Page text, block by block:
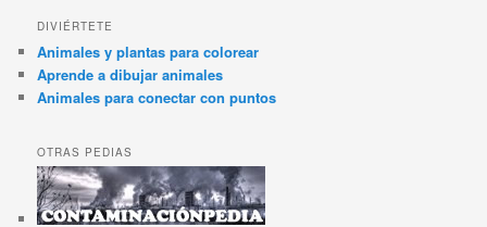
DIVIÉRTETE
Animales y plantas para colorear
Aprende a dibujar animales
Animales para conectar con puntos
OTRAS PEDIAS